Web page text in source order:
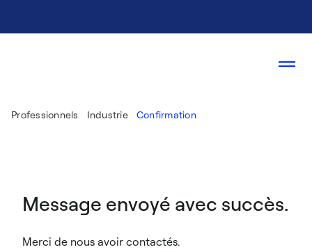
Professionnels Industrie Confirmation
Message envoyé avec succès.
Merci de nous avoir contactés.